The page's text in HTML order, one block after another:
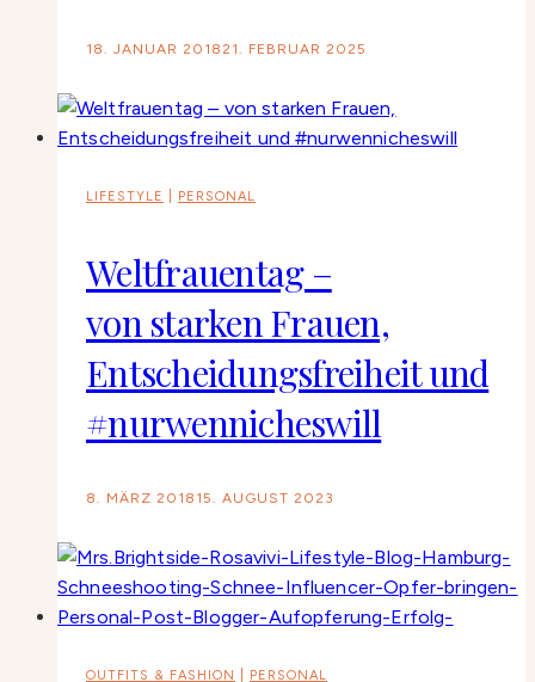
18. JANUAR 2018 21. FEBRUAR 2025
LIFESTYLE PERSONAL
Weltfrauentag –
von starken Frauen,
Entscheidungsfreiheit und
#nurwennicheswill
8. MÄRZ 2018 15. AUGUST 2023
OUTFITS & FASHION PERSONAL